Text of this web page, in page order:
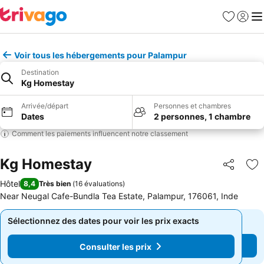
Favoris
Se
Voir tous les hébergements pour Palampur
Destination
Kg Homestay
Arrivée/départ
Dates
Personnes et chambres
2 personnes, 1 chambre
Comment les paiements influencent notre classement
Kg Homestay Partager
Hôtel 8,4 Très bien (16 évaluations)
Near Neugal Cafe-Bundla Tea Estate, Palampur, 176061, Inde
Sélectionnez des dates pour voir les prix exacts
Consulter les prix
Sélectionnez des dates pour voir les prix exacts
Consulter les prix